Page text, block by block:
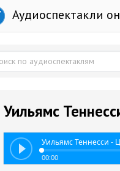
Аудиоспектакли
Уильямс
Уильямс Теннесси -
00:00